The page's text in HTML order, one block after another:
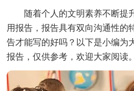
随着个人的文明素养不断提
用报告，报告具有双向沟通性的
告才能写的好吗？以下是小编为
报告，仅供参考，欢迎大家阅读。